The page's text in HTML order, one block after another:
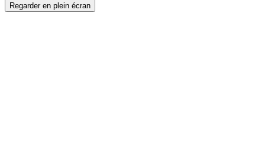
Regarder en plein écran